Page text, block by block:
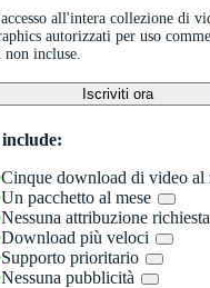
all'intera collezione di
autorizzati per uso
incluse.
Iscriviti ora
Cinque download di video al
Un pacchetto al mese
Nessuna attribuzione richiesta
Download più veloci
Supporto prioritario
Nessuna pubblicità